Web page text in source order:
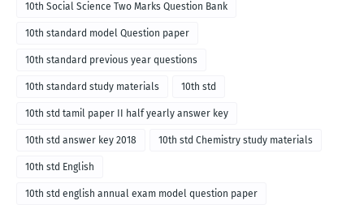
10th Social Science Two Marks Question Bank
10th standard model Question paper
10th standard previous year questions
10th standard study materials 10th std
10th std tamil paper II half yearly answer key
10th std answer key 2018 10th std Chemistry study materials
10th std English
10th std english annual exam model question paper